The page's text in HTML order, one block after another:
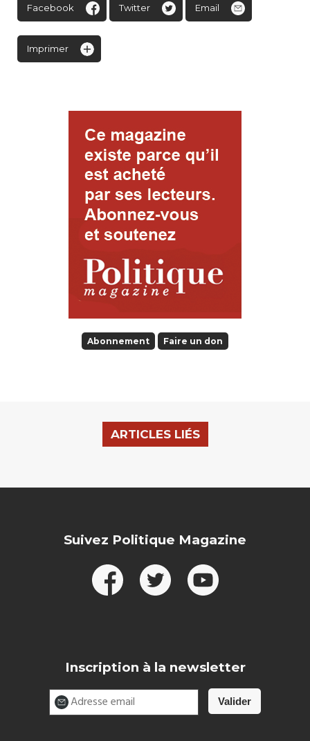
Facebook Twitter Email
Imprimer
Abonnement Faire un don
ARTICLES LIÉS
Suivez Politique Magazine
Inscription à la newsletter